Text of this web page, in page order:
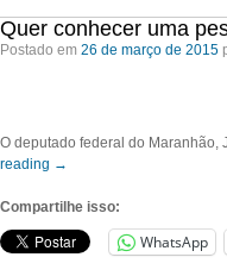
Quer conhecer uma
Postado em 26 de março de 2015
O deputado federal do Maranhão,
reading →
Compartilhe isso:
WhatsApp